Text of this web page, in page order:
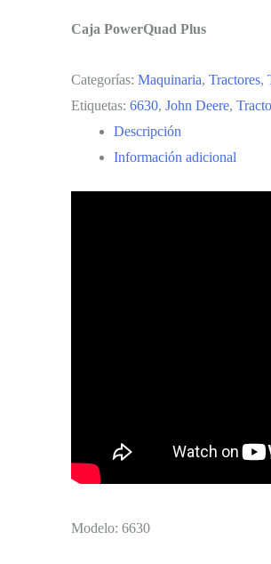
Caja PowerQuad Plus
Categorías: Maquinaria, Tractores,
Etiquetas: 6630, John Deere,
Descripción
Información adicional
Modelo: 6630